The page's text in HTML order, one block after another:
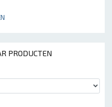
PRODUCTEN